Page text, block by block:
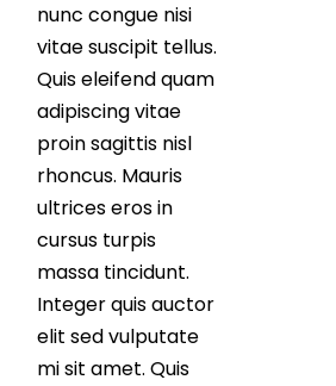
nunc congue nisi
vitae suscipit tellus.
Quis eleifend quam
adipiscing vitae
proin sagittis nisl
rhoncus. Mauris
ultrices eros in
cursus turpis
massa tincidunt.
Integer quis auctor
elit sed vulputate
mi sit amet. Quis